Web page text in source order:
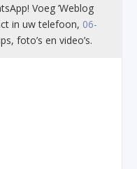
Voeg ’Weblog
in uw telefoon, 06-
foto’s en video’s.